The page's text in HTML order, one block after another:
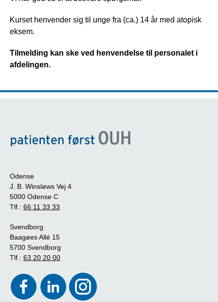
Kurset henvender sig til unge fra (ca.) 14 år med atopisk
eksem.
Tilmelding kan ske ved henvendelse til personalet i
afdelingen.
Odense
J. B. Winsløws Vej 4
5000 Odense C
Tlf.: 66 11 33 33
Svendborg
Baagøes Allé 15
5700 Svendborg
Tlf.: 63 20 20 00